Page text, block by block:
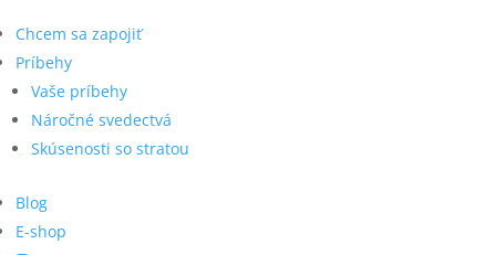
Chcem sa zapojiť
Príbehy
Vaše príbehy
Náročné svedectvá
Skúsenosti so stratou
Blog
E-shop